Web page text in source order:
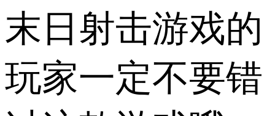
末日射击游戏的
玩家一定不要错